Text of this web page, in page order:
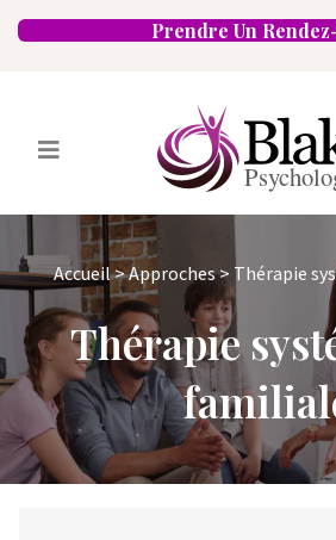
Prendre Un
Services
Psychologues
Spécialités
Approches
Emplacements
FAQ
Carrières
Contact
Accueil>Approches> Thérapie
Thérapie